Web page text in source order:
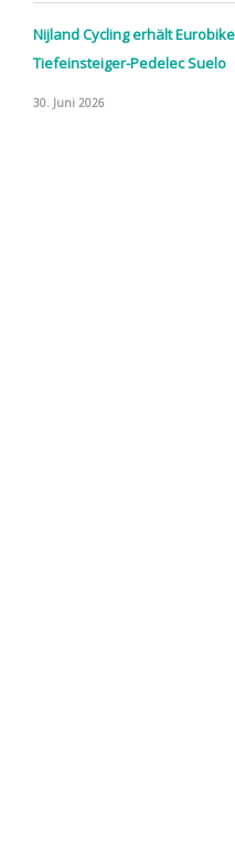
Nijland Cycling erhält
Tiefeinsteiger-Pedelec Suelo
30. Juni 2026